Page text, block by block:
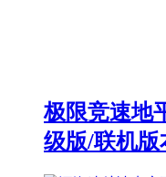
极限竞速地
级版/联机版